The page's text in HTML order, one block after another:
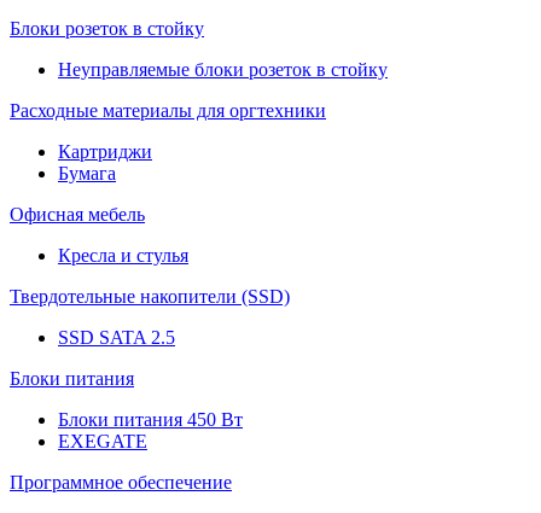
Блоки розеток в стойку
Неуправляемые блоки розеток в стойку
Расходные материалы для оргтехники
Картриджи
Бумага
Офисная мебель
Кресла и стулья
Твердотельные накопители (SSD)
SSD SATA 2.5
Блоки питания
Блоки питания 450 Вт
EXEGATE
Программное обеспечение